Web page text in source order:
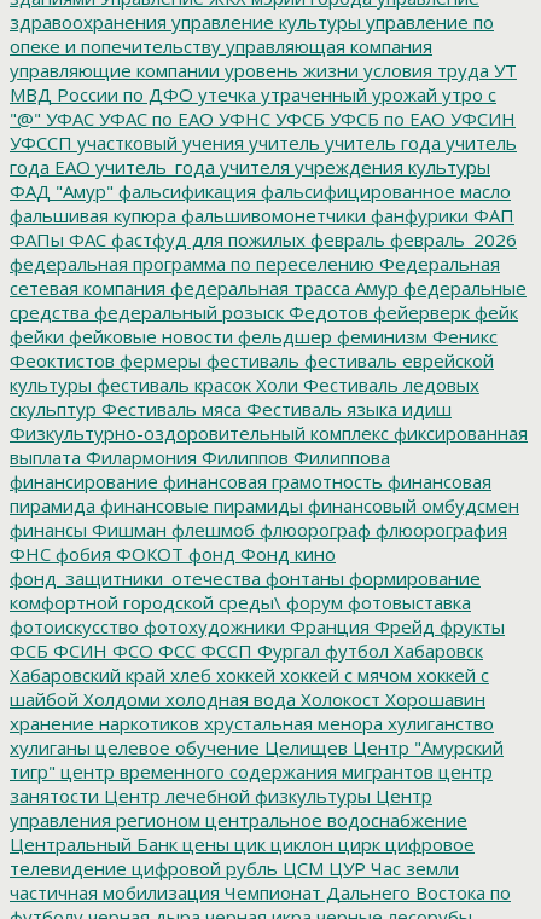
здравоохранения управление культуры управление по
опеке и попечительству управляющая компания
управляющие компании уровень жизни условия труда УТ
МВД России по ДФО утечка утраченный урожай утро с
"@" УФАС УФАС по ЕАО УФНС УФСБ УФСБ по ЕАО УФСИН
УФССП участковый учения учитель учитель года учитель
года ЕАО учитель_года учителя учреждения культуры
ФАД "Амур" фальсификация фальсифицированное масло
фальшивая купюра фальшивомонетчики фанфурики ФАП
ФАПы ФАС фастфуд для пожилых февраль февраль_2026
федеральная программа по переселению Федеральная
сетевая компания федеральная трасса Амур федеральные
средства федеральный розыск Федотов фейерверк фейк
фейки фейковые новости фельдшер феминизм Феникс
Феоктистов фермеры фестиваль фестиваль еврейской
культуры фестиваль красок Холи Фестиваль ледовых
скульптур Фестиваль мяса Фестиваль языка идиш
Физкультурно-оздоровительный комплекс фиксированная
выплата Филармония Филиппов Филиппова
финансирование финансовая грамотность финансовая
пирамида финансовые пирамиды финансовый омбудсмен
финансы Фишман флешмоб флюорограф флюорография
ФНС фобия ФОКОТ фонд Фонд кино
фонд_защитники_отечества фонтаны формирование
комфортной городской среды\ форум фотовыставка
фотоискусство фотохудожники Франция Фрейд фрукты
ФСБ ФСИН ФСО ФСС ФССП Фургал футбол Хабаровск
Хабаровский край хлеб хоккей хоккей с мячом хоккей с
шайбой Холдоми холодная вода Холокост Хорошавин
хранение наркотиков хрустальная менора хулиганство
хулиганы целевое обучение Целищев Центр "Амурский
тигр" центр временного содержания мигрантов центр
занятости Центр лечебной физкультуры Центр
управления регионом центральное водоснабжение
Центральный Банк цены цик циклон цирк цифровое
телевидение цифровой рубль ЦСМ ЦУР Час земли
частичная мобилизация Чемпионат Дальнего Востока по